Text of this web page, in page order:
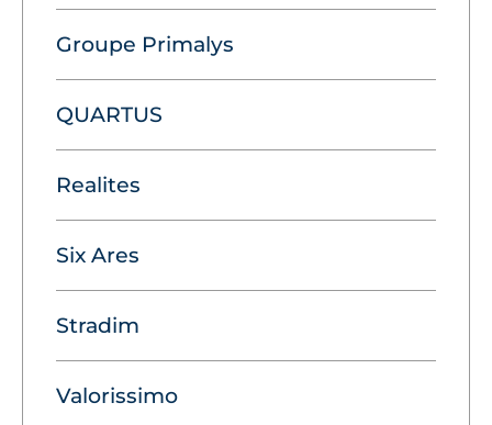
Groupe Primalys
QUARTUS
Realites
Six Ares
Stradim
Valorissimo